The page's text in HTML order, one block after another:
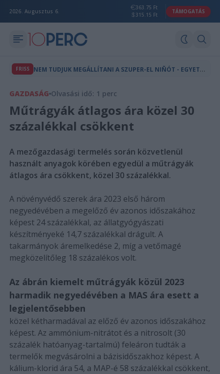
2026. Augusztus 6.
363.75 Ft
315.15 Ft
TÁMOGATÁS
FRISS N
EM TUDJUK MEGÁLLÍTANI A SZUPER-EL NIÑÓT - EGYETLEN ESEMÉNY IS VÉGLEG ÁTBILLENTHET TELJES ÖKOSZISZTÉMÁKAT
GAZDASÁG Olvasási idő: 1 perc
Műtrágyák átlagos ára közel 30
százalékkal csökkent
A mezőgazdasági termelés során közvetlenül
használt anyagok körében egyedül a műtrágyák
átlagos ára csökkent, közel 30 százalékkal.
A növényvédő szerek ára 2023 első három
negyedévében a megelőző év azonos időszakához
képest 24 százalékkal, az állatgyógyászati
készítményeké 14,7 százalékkal drágult. A
takarmányok áremelkedése 2, míg a vetőmagé
megközelítőleg 18 százalékos volt.
Az ábrán kiemelt műtrágyák közül 2023
harmadik negyedévében a MAS ára esett a
legjelentősebben
közel kétharmadával az előző év azonos időszakához
képest. Az ammónium-nitrátot és a nitrosolt (30
százalék hatóanyag-tartalmú) feleáron tudták a
termelők megvásárolni a bázisidőszakhoz képest. A
kálium-klorid ára 54, a MAP-é 58 százalékkal csökkent,